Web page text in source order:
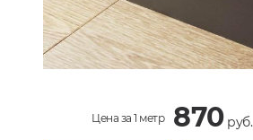
Цена за 1 метр 870руб.